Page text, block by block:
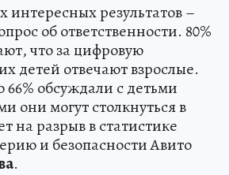
результатов –
об ответственности. 80%
что за цифровую
детей отвечают взрослые.
66% обсуждали с детьми
они могут столкнуться в
на разрыв в статистике
и безопасности Авито
.